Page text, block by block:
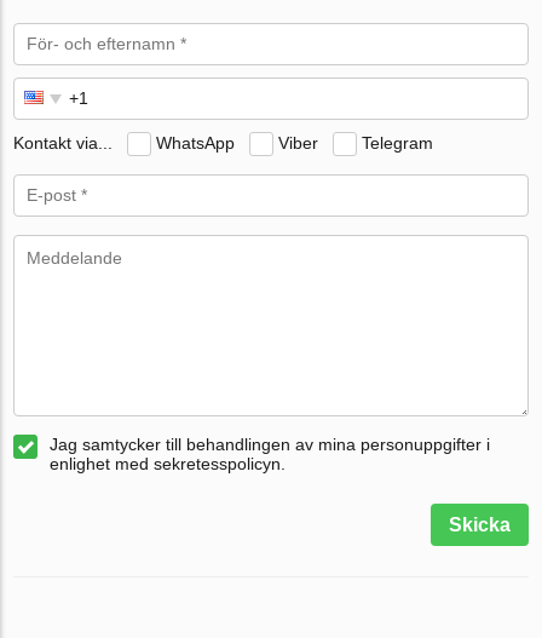
Kontakt via... WhatsApp Viber Telegram
Jag samtycker till behandlingen av mina personuppgifter i
enlighet med sekretesspolicyn.
Skicka